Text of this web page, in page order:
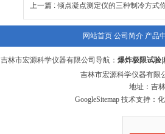
上一篇 : 倾点凝点测定仪的三种制冷方式
网站首页 公司简介 产品
吉林市宏源科学仪器有限公司导航： 爆炸极限试验|
吉林市宏源科学仪器有限
地址：吉
GoogleSitemap 技术支持：